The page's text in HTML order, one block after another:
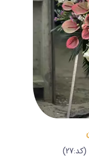
(کد:27)